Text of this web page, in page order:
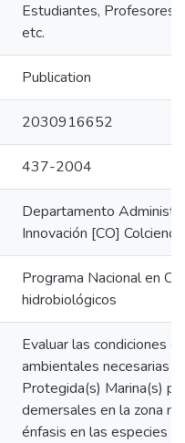
Estudiantes, Profesores,
etc.
Publication
2030916652
437-2004
Departamento
Innovación [CO]
Programa Nacional en
hidrobiológicos
Evaluar las condiciones
ambientales necesarias
Protegida(s) Marina(s)
demersales en la zona
énfasis en las especies